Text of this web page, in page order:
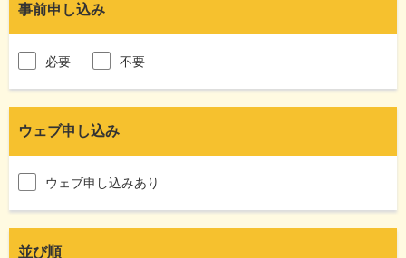
事前申し込み
必要 不要
ウェブ申し込み
ウェブ申し込みあり
並び順